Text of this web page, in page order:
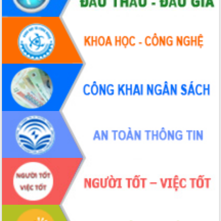
Tháo gỡ những vướng mắc, đẩy mạnh
công tác cải cách thủ tục hành chính
tại Trung tâm Phục vụ hành chính
công tỉnh
Đắk Lắk: Tôn vinh 46 giải pháp tại Hội
thi Sáng tạo Kỹ thuật 2024 - 2025
Đắk Lắk rà soát, điều chỉnh Đề án 190
về phát triển nuôi trồng thủy sản
Phó Chủ tịch UBND tỉnh Đắk Lắk
Trương Công Thái kiểm tra thực địa
Dự án cao tốc Khánh Hòa - Buôn Ma
Thuột
Định vị cà phê Việt Nam như một “di
sản sống” trong dòng chảy toàn cầu
Xây dựng nông thôn mới: Nâng cao đời
sống người dân từ những mô hình thiết
thực
Quyết liệt tháo gỡ vướng mắc, đẩy
nhanh tiến độ các dự án trọng điểm
trong Khu kinh tế Nam Phú Yên